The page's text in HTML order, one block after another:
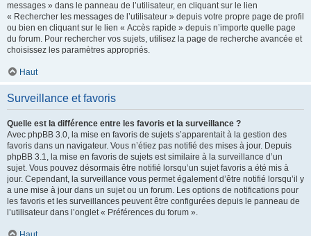
messages » dans le panneau de l’utilisateur, en cliquant sur le lien
« Rechercher les messages de l’utilisateur » depuis votre propre page de profil
ou bien en cliquant sur le lien « Accès rapide » depuis n’importe quelle page
du forum. Pour rechercher vos sujets, utilisez la page de recherche avancée et
choisissez les paramètres appropriés.
Haut
Surveillance et favoris
Quelle est la différence entre les favoris et la surveillance ?
Avec phpBB 3.0, la mise en favoris de sujets s’apparentait à la gestion des
favoris dans un navigateur. Vous n’étiez pas notifié des mises à jour. Depuis
phpBB 3.1, la mise en favoris de sujets est similaire à la surveillance d’un
sujet. Vous pouvez désormais être notifié lorsqu’un sujet favoris a été mis à
jour. Cependant, la surveillance vous permet également d’être notifié lorsqu’il y
a une mise à jour dans un sujet ou un forum. Les options de notifications pour
les favoris et les surveillances peuvent être configurées depuis le panneau de
l’utilisateur dans l’onglet « Préférences du forum ».